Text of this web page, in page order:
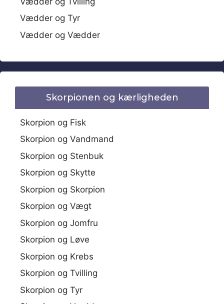
Vædder og Tyr
Vædder og Vædder
Skorpionen og kærligheden
Skorpion og Fisk
Skorpion og Vandmand
Skorpion og Stenbuk
Skorpion og Skytte
Skorpion og Skorpion
Skorpion og Vægt
Skorpion og Jomfru
Skorpion og Løve
Skorpion og Krebs
Skorpion og Tvilling
Skorpion og Tyr